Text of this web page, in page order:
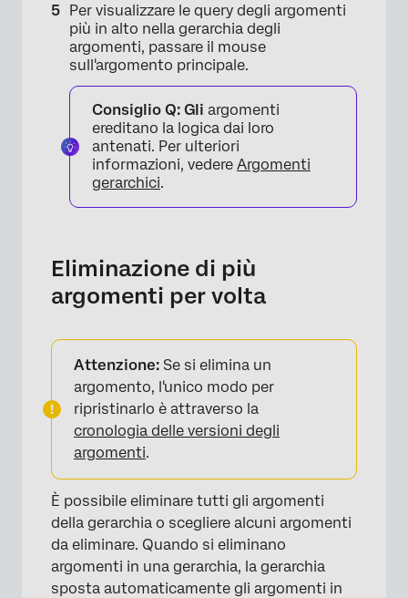
Per visualizzare le query degli argomenti
più in alto nella gerarchia degli
argomenti, passare il mouse
sull'argomento principale.
Consiglio Q: Gli argomenti
ereditano la logica dai loro
antenati. Per ulteriori
informazioni, vedere Argomenti
gerarchici.
Eliminazione di più
argomenti per volta
Attenzione: Se si elimina un
argomento, l'unico modo per
ripristinarlo è attraverso la
cronologia delle versioni degli
argomenti.
È possibile eliminare tutti gli argomenti
della gerarchia o scegliere alcuni argomenti
da eliminare. Quando si eliminano
argomenti in una gerarchia, la gerarchia
sposta automaticamente gli argomenti in